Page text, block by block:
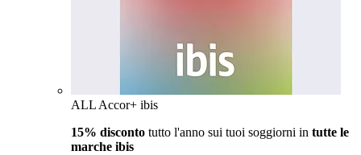
ALL Accor+ ibis
15% disconto tutto l'anno sui tuoi soggiorni in tutte le
marche ibis